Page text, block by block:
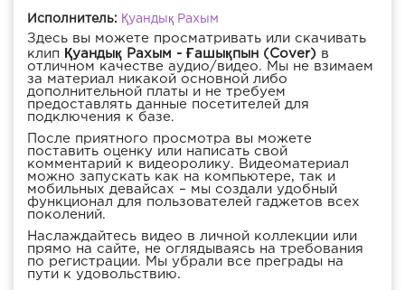
Исполнитель: Қуандық Рахым
Здесь вы можете просматривать или скачивать
клип
Қуандық Рахым - Ғашықпын (Cover) в
отличном качестве аудио/видео. Мы не взимаем
за материал никакой основной либо
дополнительной платы и не требуем
предоставлять данные посетителей для
подключения к базе.
После приятного просмотра вы можете
поставить оценку или написать свой
комментарий к видеоролику. Видеоматериал
можно запускать как на компьютере, так и
мобильных девайсах – мы создали удобный
функционал для пользователей гаджетов всех
поколений.
Наслаждайтесь видео в личной коллекции или
прямо на сайте, не оглядываясь на требования
по регистрации. Мы убрали все преграды на
пути к удовольствию.